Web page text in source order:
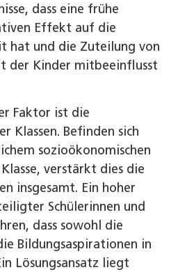
dass eine frühe
Effekt auf die
hat und die Zuteilung von
der Kinder mitbeeinflusst
Faktor ist die
Klassen. Befinden sich
sozioökonomischen
verstärkt dies die
insgesamt. Ein hoher
Schülerinnen und
dass sowohl die
Bildungsaspirationen in
Lösungsansatz liegt